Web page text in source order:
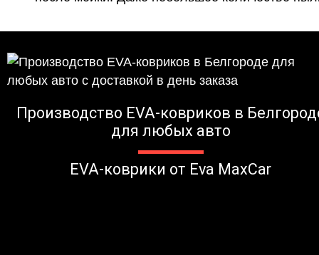
Производство EVA-ковриков в
для любых авто
EVA-коврики от Eva MaxCar